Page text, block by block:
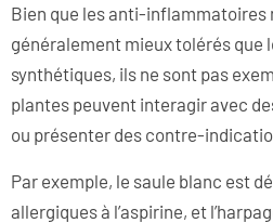
Bien que les anti-inflammatoires
généralement mieux tolérés que
synthétiques, ils ne sont pas
plantes peuvent interagir avec
ou présenter des contre-
Par exemple, le saule blanc est
allergiques à l’aspirine, et